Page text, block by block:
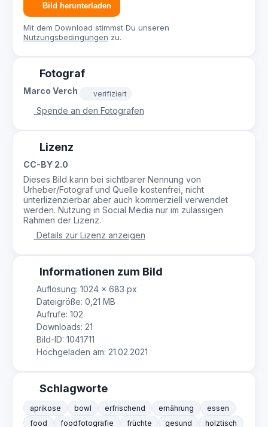
Bild herunterladen
Mit dem Download stimmst Du unseren
Nutzungsbedingungen zu.
Fotograf
Marco Verch verifiziert
Spende an den Fotografen
Lizenz
CC-BY 2.0
Dieses Bild kann bei sichtbarer Nennung von
Urheber/Fotograf und Quelle kostenfrei, nicht
unterlizenzierbar aber auch kommerziell verwendet
werden. Nutzung in Social Media nur im zulässigen
Rahmen der Lizenz.
Details zur Lizenz anzeigen
Informationen zum Bild
Auflösung: 1024 × 683 px
Dateigröße: 0,21 MB
Aufrufe: 102
Downloads: 21
Bild-ID: 1041711
Hochgeladen am: 21.02.2021
Schlagworte
aprikose bowl erfrischend ernährung
essen
food
foodfotografie früchte gesund holztisch